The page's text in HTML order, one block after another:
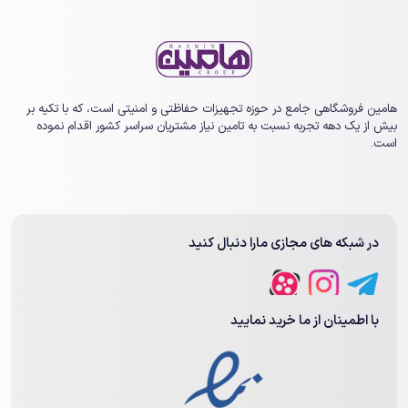
هامین فروشگاهی جامع در حوزه تجهیزات حفاظتی و امنیتی است، که با تکیه بر
بیش از یک ‏دهه تجربه نسبت به تامین نیاز مشتریان سراسر کشور اقدام نموده
است.
در شبکه های مجازی مارا دنبال کنید
با اطمینان از ما خرید نمایید